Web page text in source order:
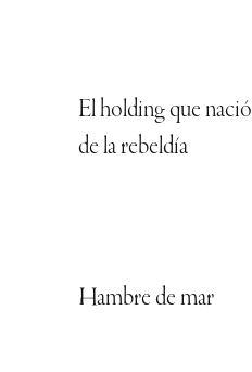
El holding que nació
de la rebeldía
Hambre de mar